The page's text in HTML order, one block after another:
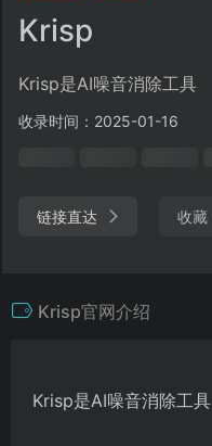
Krisp
Krisp是AI噪音消除工具
收录时间：2025-01-16
链接直达 收藏
Krisp官网介绍
Krisp是AI噪音消除工具